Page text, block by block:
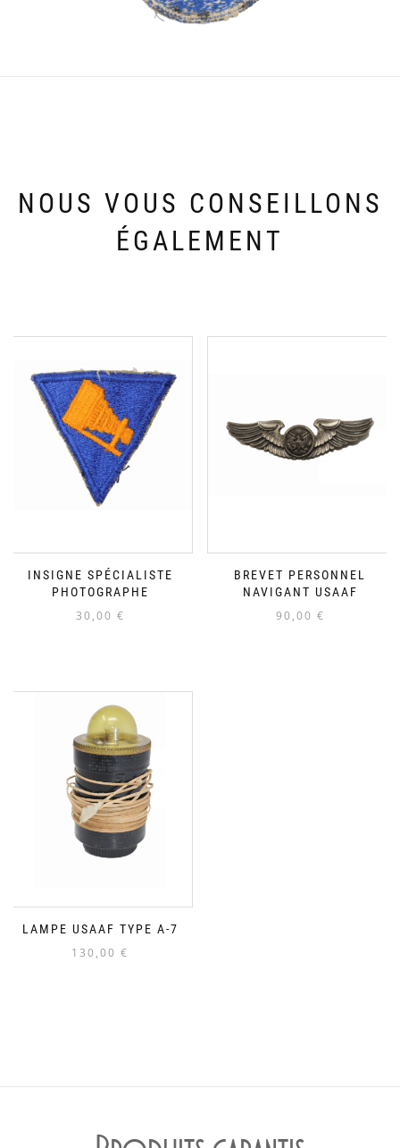
NOUS VOUS CONSEILLONS
ÉGALEMENT
INSIGNE SPÉCIALISTE
PHOTOGRAPHE
30,00 €
BREVET PERSONNEL
NAVIGANT USAAF
90,00 €
LAMPE USAAF TYPE A-7
130,00 €